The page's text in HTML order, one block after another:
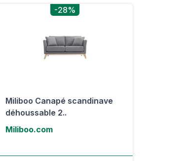
-28%
Miliboo Canapé scandinave
déhoussable 2..
Miliboo.com